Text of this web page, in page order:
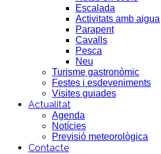
Escalada
Activitats amb aigua
Parapent
Cavalls
Pesca
Neu
Turisme gastronòmic
Festes i esdeveniments
Visites guiades
Actualitat
Agenda
Notícies
Previsió meteorològica
Contacte